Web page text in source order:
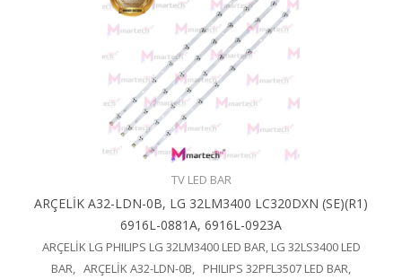
TV LED BAR
ARÇELİK A32-LDN-0B, LG 32LM3400 LC320DXN (SE)(R1)
6916L-0881A, 6916L-0923A
ARÇELİK LG PHILIPS LG 32LM3400 LED BAR, LG 32LS3400 LED
BAR, ARÇELİK A32-LDN-0B, PHILIPS 32PFL3507 LED BAR,